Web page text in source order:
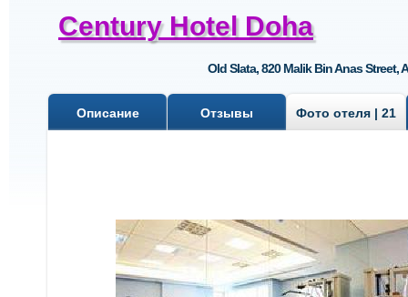
Century Hotel Doha
Old Slata, 820 Malik Bin Anas Street,
Описание Отзывы Фото отеля | 21